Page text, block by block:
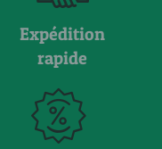
Expédition
rapide